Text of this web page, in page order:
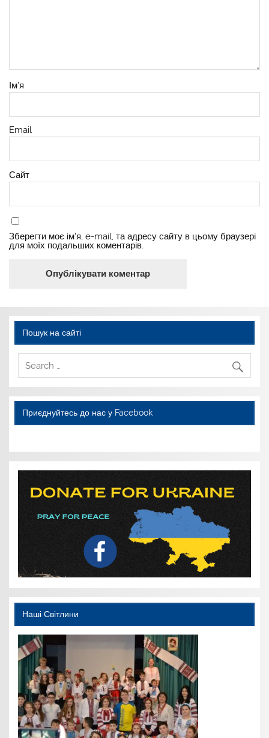
Ім'я
Email
Сайт
Зберегти моє ім'я, e-mail, та адресу сайту в цьому браузері
для моїх подальших коментарів.
Пошук на сайті
Приєднуйтесь до нас у Facebook
Наші Світлини